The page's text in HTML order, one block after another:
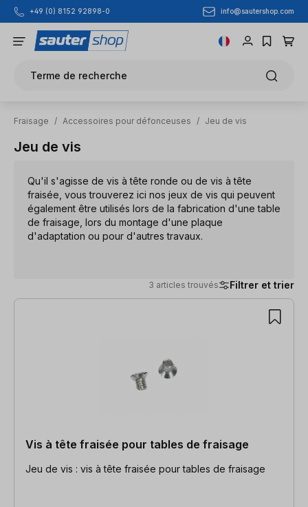
Passer au contenu principal
+49 (0) 8152 92898-0 info@sautershop.com
Terme de recherche
Fraisage / Accessoires pour défonceuses / Jeu de vis
Jeu de vis
Qu'il s'agisse de vis à tête ronde ou de vis à tête
fraisée, vous trouverez ici nos jeux de vis qui peuvent
également être utilisés lors de la fabrication d'une table
de fraisage, lors du montage d'une plaque
d'adaptation ou pour d'autres travaux.
3 articles trouvés Filtrer et trier
3 articles trouvés
Vis à tête fraisée pour tables de fraisage
Jeu de vis : vis à tête fraisée pour tables de fraisage